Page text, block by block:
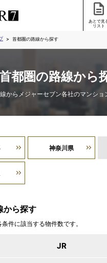
あとで見
リスト
首都圏の路線から探す
都圏の路線から
からメジャーセブン各社のマンショ
神奈川県
から探す
件に該当する物件数です。
JR